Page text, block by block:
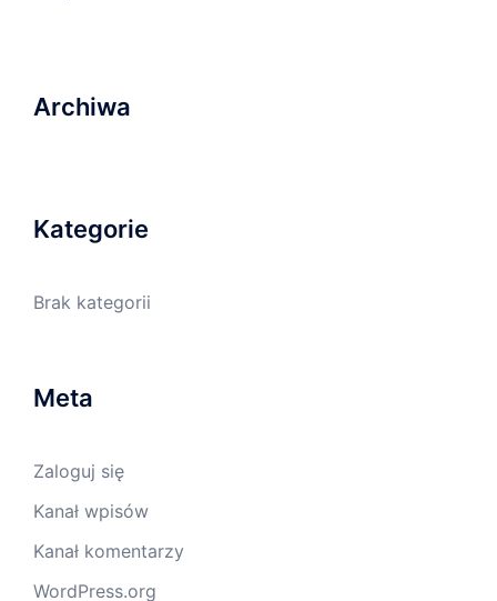
Archiwa
Kategorie
Brak kategorii
Meta
Zaloguj się
Kanał wpisów
Kanał komentarzy
WordPress.org